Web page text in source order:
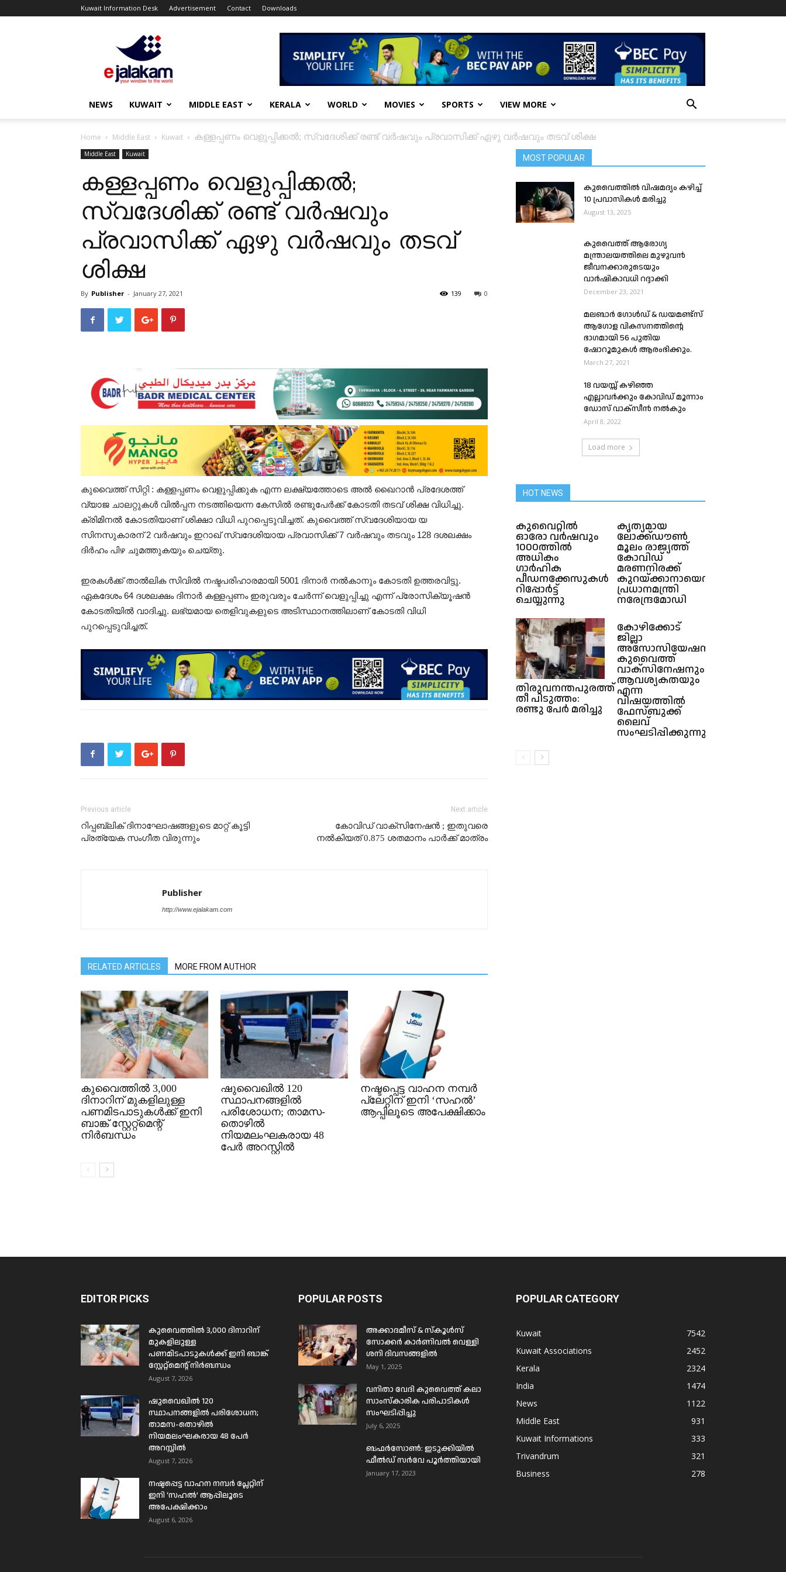
Kuwait Information Desk Advertisement Contact Downloads
ejalakam
NEWS KUWAIT MIDDLE EAST KERALA WORLD MOVIES SPORTS VIEW MORE
Home Middle East Kuwait കള്ളപ്പണം വെളുപ്പിക്കൽ; സ്വദേശിക്ക് രണ്ട് വർഷവും പ്രവാസിക്ക് ഏഴു വർഷവും തടവ് ശിക്ഷ
Middle East Kuwait
കള്ളപ്പണം വെളുപ്പിക്കൽ;
സ്വദേശിക്ക് രണ്ട് വർഷവും
പ്രവാസിക്ക് ഏഴു വർഷവും തടവ്
ശിക്ഷ
By Publisher - January 27, 2021 0
139
കുവൈത്ത് സിറ്റി : കള്ളപ്പണം വെളുപ്പിക്കുക എന്ന ലക്ഷ്യത്തോടെ അൽ ഖൈറാൻ പ്രദേശത്ത്
വ്യാജ ചാലറ്റുകൾ വിൽപ്പന നടത്തിയെന്ന കേസിൽ രണ്ടുപേർക്ക് കോടതി തടവ് ശിക്ഷ വിധിച്ചു.
ക്രിമിനൽ കോടതിയാണ് ശിക്ഷാ വിധി പുറപ്പെടുവിച്ചത്. കുവൈത്ത് സ്വദേശിയായ യ
സിനസുകാരന് 2 വർഷവും ഇറാഖ് സ്വദേശിയായ പ്രവാസിക്ക് 7 വർഷവും തടവും 128 ദശലക്ഷം
ദിർഹം പിഴ ചുമത്തുകയും ചെയ്തു.
ഇരകൾക്ക് താൽലിക സിവിൽ നഷ്ടപരിഹാരമായി 5001 ദിനാർ നൽകാനും കോടതി ഉത്തരവിട്ടു.
ഏകദേശം 64 ദശലക്ഷം ദിനാർ കള്ളപ്പണം ഇരുവരും ചേർന്ന് വെളുപ്പിച്ചു എന്ന് പ്രോസിക്യൂഷൻ
കോടതിയിൽ വാദിച്ചു. ലഭ്യമായ തെളിവുകളുടെ അടിസ്ഥാനത്തിലാണ് കോടതി വിധി
പുറപ്പെടുവിച്ചത്.
Previous article
റിപ്പബ്ലിക് ദിനാഘോഷങ്ങളുടെ മാറ്റ് കൂട്ടി
പ്രത്യേക സംഗീത വിരുന്നും
Next article
കോവിഡ് വാക്സിനേഷൻ ; ഇതുവരെ
നൽകിയത് 0.875 ശതമാനം പാർക്ക് മാത്രം
Publisher
http://www.ejalakam.com
RELATED ARTICLES MORE FROM AUTHOR
കുവൈത്തിൽ 3,000
ദിനാറിന് മുകളിലുള്ള
പണമിടപാടുകൾക്ക് ഇനി
ബാങ്ക് സ്റ്റേറ്റ്മെന്റ്
നിർബന്ധം
ഷുവൈഖിൽ 120
സ്ഥാപനങ്ങളിൽ
പരിശോധന; താമസ-
തൊഴിൽ
നിയമലംഘകരായ 48
പേർ അറസ്റ്റിൽ
നഷ്ടപ്പെട്ട വാഹന നമ്പർ
പ്ലേറ്റിന് ഇനി ‘സഹൽ’
ആപ്പിലൂടെ അപേക്ഷിക്കാം
MOST POPULAR
കുവൈത്തില്‍ വിഷമദ്യം കഴിച്ച്
10 പ്രവാസികള്‍ മരിച്ചു
August 13, 2025
കുവൈത്ത് ആരോഗ്യ
മന്ത്രാലയത്തിലെ മുഴുവൻ
ജീവനക്കാരുടെയും
വാർഷികാവധി റദ്ദാക്കി
December 23, 2021
മലബാര്‍ ഗോള്‍ഡ് & ഡയമണ്ട്‌സ്
ആഗോള വികസനത്തിന്റെ
ഭാഗമായി 56 പുതിയ
ഷോറൂമുകള്‍ ആരംഭിക്കും.
March 27, 2021
18 വയസ്സ് കഴിഞ്ഞ
എല്ലാവര്‍ക്കും കോവിഡ് മൂന്നാം
ഡോസ് വാക്‌സീന്‍ നല്‍കും
April 8, 2022
Load more
HOT NEWS
കുവൈറ്റിൽ
ഓരോ വർഷവും
1000ത്തിൽ
അധികം
ഗാർഹിക
പീഡനക്കേസുകൾ
റിപ്പോർട്ട്
ചെയ്യുന്നു
കൃത്യമായ
ലോക്ക്ഡൗൺ
മൂലം രാജ്യത്ത്
കോവിഡ്
മരണനിരക്ക്
കുറയ്ക്കാനായെന്ന്
പ്രധാനമന്ത്രി
നരേന്ദ്രമോഡി
തിരുവനന്തപുരത്ത്
തീ പിടുത്തം:
രണ്ടു പേർ മരിച്ചു
കോഴിക്കോട്
ജില്ലാ
അസോസിയേഷൻ
കുവൈത്ത്
വാക്സിനേഷനും
ആവശ്യകതയും
എന്ന
വിഷയത്തിൽ
ഫേസ്ബുക്ക്
ലൈവ്
സംഘടിപ്പിക്കുന്നു
EDITOR PICKS
കുവൈത്തിൽ 3,000 ദിനാറിന്
മുകളിലുള്ള
പണമിടപാടുകൾക്ക് ഇനി ബാങ്ക്
സ്റ്റേറ്റ്മെന്റ് നിർബന്ധം
August 7, 2026
ഷുവൈഖിൽ 120
സ്ഥാപനങ്ങളിൽ പരിശോധന;
താമസ-തൊഴിൽ
നിയമലംഘകരായ 48 പേർ
അറസ്റ്റിൽ
August 7, 2026
നഷ്ടപ്പെട്ട വാഹന നമ്പർ പ്ലേറ്റിന്
ഇനി ‘സഹൽ’ ആപ്പിലൂടെ
അപേക്ഷിക്കാം
August 6, 2026
POPULAR POSTS
അക്കാദമീസ് & സ്കൂൾസ്
സോക്കർ കാർണിവൽ വെള്ളി
ശനി ദിവസങ്ങളിൽ
May 1, 2025
വനിതാ വേദി കുവൈത്ത് കലാ
സാംസ്കാരിക പരിപാടികൾ
സംഘടിപ്പിച്ചു
July 6, 2025
ബഫര്‍സോണ്‍: ഇടുക്കിയില്‍
ഫീല്‍ഡ് സര്‍വേ പൂര്‍ത്തിയായി
January 17, 2023
POPULAR CATEGORY
Kuwait
7542
Kuwait Associations
2452
Kerala
2324
India
1474
News
1122
Middle East
931
Kuwait Informations
333
Trivandrum
321
Business
278